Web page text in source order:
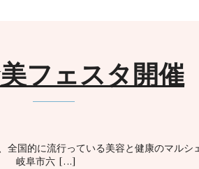
フェスタ開催
全国的に流行っている美容と健康のマル
岐阜市六 […]